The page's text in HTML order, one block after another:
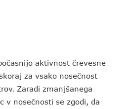
aktivnost črevesne
za vsako nosečnost
Zaradi zmanjšanega
v nosečnosti se zgodi, da